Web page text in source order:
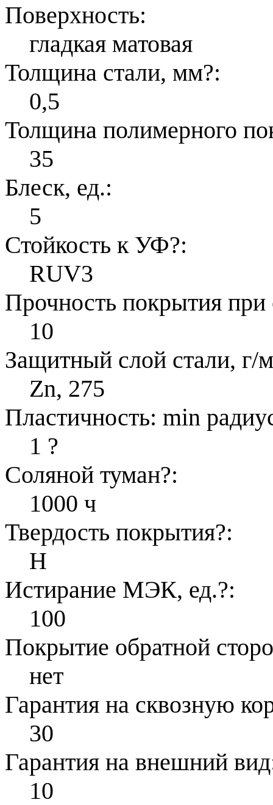
Поверхность:
гладкая матовая
Толщина стали, мм?:
0,5
Толщина полимерного
35
Блеск, ед.:
5
Стойкость к УФ?:
RUV3
Прочность покрытия
10
Защитный слой стали, г/
Zn, 275
Пластичность: min
1 ?
Соляной туман?:
1000 ч
Твердость покрытия?:
H
Истирание МЭК, ед.?:
100
Покрытие обратной
нет
Гарантия на сквозную
30
Гарантия на внешний
10